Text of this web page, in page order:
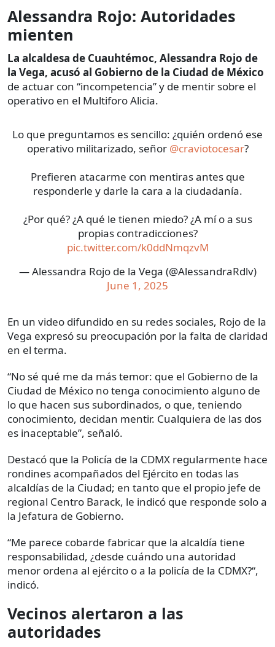
Alessandra Rojo: Autoridades
mienten
La alcaldesa de Cuauhtémoc, Alessandra Rojo de
la Vega, acusó al Gobierno de la Ciudad de México
de actuar con “incompetencia” y de mentir sobre el
operativo en el Multiforo Alicia.
Lo que preguntamos es sencillo: ¿quién ordenó ese
operativo militarizado, señor @craviotocesar?
Prefieren atacarme con mentiras antes que
responderle y darle la cara a la ciudadanía.
¿Por qué? ¿A qué le tienen miedo? ¿A mí o a sus
propias contradicciones?
pic.twitter.com/k0ddNmqzvM
— Alessandra Rojo de la Vega (@AlessandraRdlv)
June 1, 2025
En un video difundido en su redes sociales, Rojo de la
Vega expresó su preocupación por la falta de claridad
en el terma.
“No sé qué me da más temor: que el Gobierno de la
Ciudad de México no tenga conocimiento alguno de
lo que hacen sus subordinados, o que, teniendo
conocimiento, decidan mentir. Cualquiera de las dos
es inaceptable”, señaló.
Destacó que la Policía de la CDMX regularmente hace
rondines acompañados del Ejército en todas las
alcaldías de la Ciudad; en tanto que el propio jefe de
regional Centro Barack, le indicó que responde solo a
la Jefatura de Gobierno.
“Me parece cobarde fabricar que la alcaldía tiene
responsabilidad, ¿desde cuándo una autoridad
menor ordena al ejército o a la policía de la CDMX?“,
indicó.
Vecinos alertaron a las
autoridades